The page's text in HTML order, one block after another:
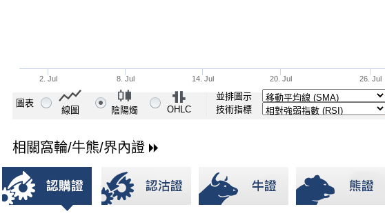
圖表
線圖 陰陽燭 OHLC
並排圖示
技術指標
相關窩輪/牛熊/界內證